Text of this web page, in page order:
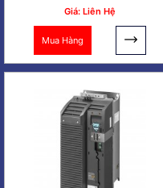
Giá: Liên Hệ
Mua Hàng